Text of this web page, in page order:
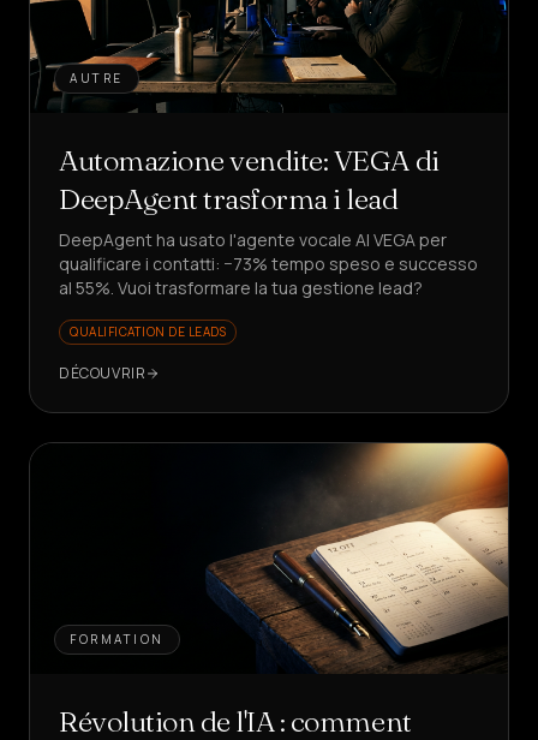
AUTRE
Automazione vendite: VEGA di
DeepAgent trasforma i lead
DeepAgent ha usato l'agente vocale AI VEGA per
qualificare i contatti: −73% tempo speso e successo
al 55%. Vuoi trasformare la tua gestione lead?
QUALIFICATION DE LEADS
DÉCOUVRIR
FORMATION
Révolution de l'IA : comment